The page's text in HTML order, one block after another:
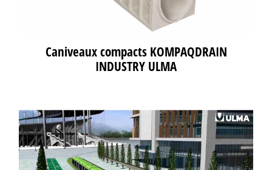
Caniveaux compacts KOMPAQDRAIN
INDUSTRY ULMA